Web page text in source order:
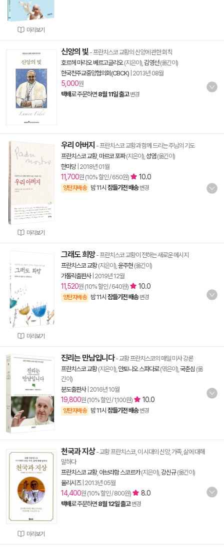
미리보기
신앙의 빛 - 프란치스코 교황의 신앙에 관한 회칙
호르헤 마리오 베르고글리오(지은이), 김영선(옮긴이)
한국천주교중앙협의회(CBCK) 2013년 08월
5,000원
택배로 주문하면 8월 11일 출고 변경
미리보기
우리 아버지 - 프란치스코 교황과 함께 드리는 주님의 기도
프란치스코 교황, 마르코 포짜(지은이), 성염(옮긴이)
한마당| 2018년 01월
11,700원 (10% 할인 / 650원) 10.0
양탄자배송 밤 11시 잠들기전 배송 변경
미리보기
그래도 희망- 프란치스코 교황이 전하는 새로운 메시지
프란치스코 교황(지은이), 윤주현 (옮긴이)
가톨릭출판사| 2019년 12월
11,520원 (10% 할인 / 640원) 10.0
양탄자배송 밤 11시 잠들기전 배송 변경
진리는 만남입니다- 교황 프란치스코의 매일 미사 강론
프란치스코 교황(지은이), 안토니오 스파다로(엮은이), 국춘심 (옮
긴이)
분도출판사| 2016년 10월
19,800원 (10% 할인 / 1,100원) 10.0
양탄자배송 밤 11시 잠들기전 배송 변경
미리보기
천국과 지상- 교황 프란치스코, 이 시대의 신앙, 가족, 삶에 대해
말하다
프란치스코 교황, 아브라함 스코르카(지은이), 강신규(옮긴이)
율리시즈| 2013년 05월
14,400원 (10% 할인 / 800원) 8.0
택배로 주문하면 8월 12일 출고 변경